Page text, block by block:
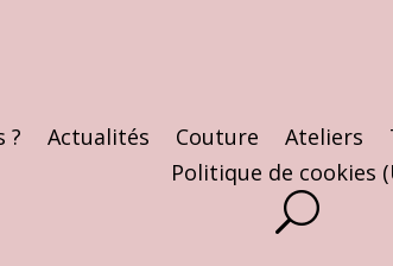
? Actualités Couture Ateliers
Politique de cookies